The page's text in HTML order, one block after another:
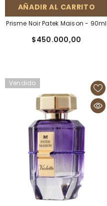
AÑADIR AL CARRITO
Prisme Noir Patek Maison - 90ml
$450.000,00
Vendido